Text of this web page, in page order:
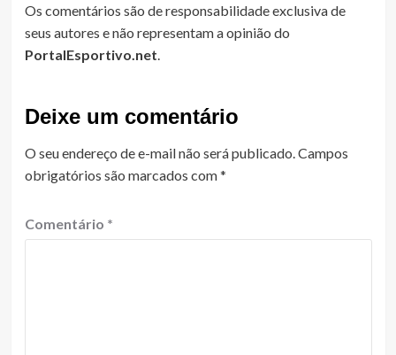
Os comentários são de responsabilidade exclusiva de
seus autores e não representam a opinião do
PortalEsportivo.net.
Deixe um comentário
O seu endereço de e-mail não será publicado.Campos
obrigatórios são marcados com*
Comentário *